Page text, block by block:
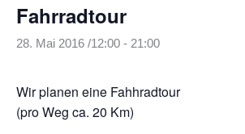
Fahrradtour
28. Mai 2016 /12:00 - 21:00
Wir planen eine Fahhradtour
(pro Weg ca. 20 Km)